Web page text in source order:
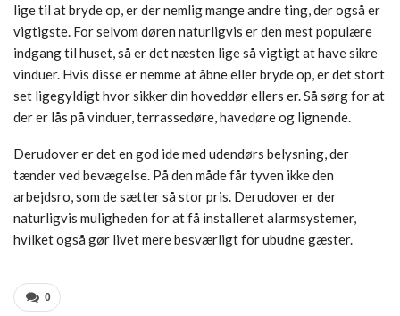
lige til at bryde op, er der nemlig mange andre ting, der også er
vigtigste. For selvom døren naturligvis er den mest populære
indgang til huset, så er det næsten lige så vigtigt at have sikre
vinduer. Hvis disse er nemme at åbne eller bryde op, er det stort
set ligegyldigt hvor sikker din hoveddør ellers er. Så sørg for at
der er lås på vinduer, terrassedøre, havedøre og lignende.
Derudover er det en god ide med udendørs belysning, der
tænder ved bevægelse. På den måde får tyven ikke den
arbejdsro, som de sætter så stor pris. Derudover er der
naturligvis muligheden for at få installeret alarmsystemer,
hvilket også gør livet mere besværligt for ubudne gæster.
0